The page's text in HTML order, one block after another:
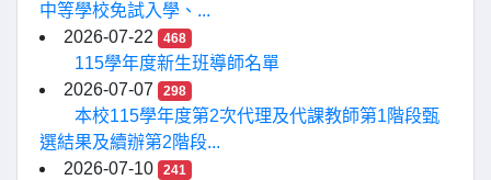
中等學校免試入學、...
2026-07-22
468
115學年度新生班導師名單
2026-07-07
298
本校115學年度第2次代理及代課教師第1階段甄
選結果及續辦第2階段...
2026-07-10
241